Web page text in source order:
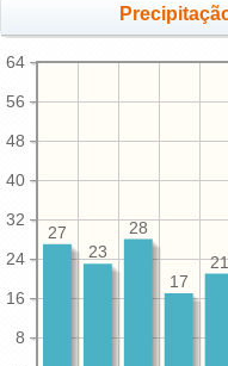
8
16
24
32
40
48
56
64
21
17
28
23
27